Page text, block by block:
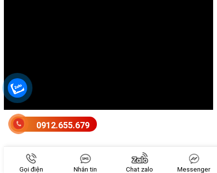
0912.655.679
Gọi điện Nhắn tin Chat zalo Messenger